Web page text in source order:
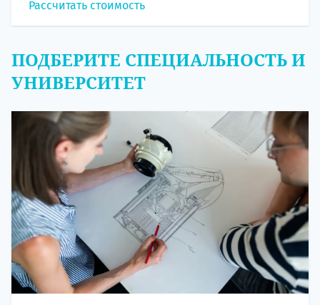
Рассчитать стоимость
ПОДБЕРИТЕ СПЕЦИАЛЬНОСТЬ И
УНИВЕРСИТЕТ